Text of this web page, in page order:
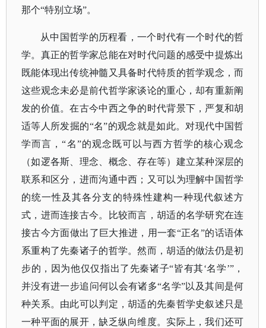
那个“特别立场”。
从中国哲学的历程看，一个时代有一个时代的哲
学。真正的哲学家总能在对时代问题的感受中提炼出
既能体现出传统神髓又具备时代特质的哲学观念，而
这些观念未必是前代哲学家谈论的重心，却有重新阐
发的价值。在古今中西之争的时代背景下，严复和胡
适等人所发掘的“名”的观念就是如此。对现代中国哲
学而言，“名”的观念既可以与西方哲学的核心观念
（如逻各斯、理念、概念、存在等）建立某种深层的
联系和区分，进而沟通中西；又可以为理解中国哲学
的统一性及其各分支的特殊性建构一种现代叙述方
式，进而连接古今。比较而言，胡适的名学研究在连
接古今方面做出了巨大推进，用一套“正名”的话语体
系重构了先秦诸子的哲学。然而，胡适的做法仍是初
步的，因为他仅仅指出了先秦诸子“皆有其‘名学’”，
并没有进一步追问何以会有诸多“名学”以及其间是何
种关系。由此可以判定，胡适的先秦哲学史叙述只是
一种平面的展开，缺乏纵向维度。实际上，我们还可